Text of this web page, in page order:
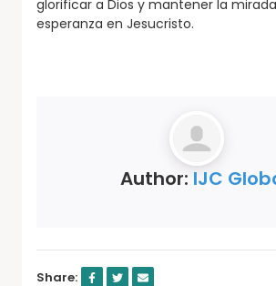
glorificar a Dios y mantener la
esperanza en Jesucristo.
Author: IJC
Share: